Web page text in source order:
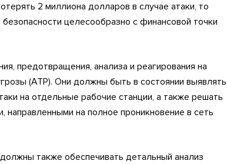
2 миллиона долларов в случае атаки, то
целесообразно с финансовой точки
предотвращения, анализа и реагирования на
(ATP). Они должны быть в состоянии выявлять
на отдельные рабочие станции, а также решать
на полное проникновение в сеть
также обеспечивать детальный анализ